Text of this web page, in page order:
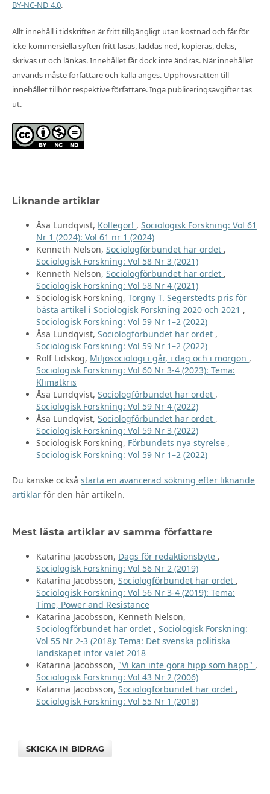
BY-NC-ND 4.0.
Allt innehåll i tidskriften är fritt tillgängligt utan kostnad och får för
icke-kommersiella syften fritt läsas, laddas ned, kopieras, delas,
skrivas ut och länkas. Innehållet får dock inte ändras. När innehållet
används måste författare och källa anges. Upphovsrätten till
innehållet tillhör respektive författare. Inga publiceringsavgifter tas
ut.
Liknande artiklar
Åsa Lundqvist, Kollegor! , Sociologisk Forskning: Vol 61
Nr 1 (2024): Vol 61 nr 1 (2024)
Kenneth Nelson, Sociologförbundet har ordet ,
Sociologisk Forskning: Vol 58 Nr 3 (2021)
Kenneth Nelson, Sociologförbundet har ordet ,
Sociologisk Forskning: Vol 58 Nr 4 (2021)
Sociologisk Forskning, Torgny T. Segerstedts pris för
bästa artikel i Sociologisk Forskning 2020 och 2021 ,
Sociologisk Forskning: Vol 59 Nr 1–2 (2022)
Åsa Lundqvist, Sociologförbundet har ordet ,
Sociologisk Forskning: Vol 59 Nr 1–2 (2022)
Rolf Lidskog, Miljösociologi i går, i dag och i morgon ,
Sociologisk Forskning: Vol 60 Nr 3-4 (2023): Tema:
Klimatkris
Åsa Lundqvist, Sociologförbundet har ordet ,
Sociologisk Forskning: Vol 59 Nr 4 (2022)
Åsa Lundqvist, Sociologförbundet har ordet ,
Sociologisk Forskning: Vol 59 Nr 3 (2022)
Sociologisk Forskning, Förbundets nya styrelse ,
Sociologisk Forskning: Vol 59 Nr 1–2 (2022)
Du kanske också starta en avancerad sökning efter liknande
artiklarför den här artikeln.
Mest lästa artiklar av samma författare
Katarina Jacobsson, Dags för redaktionsbyte ,
Sociologisk Forskning: Vol 56 Nr 2 (2019)
Katarina Jacobsson, Sociologförbundet har ordet ,
Sociologisk Forskning: Vol 56 Nr 3-4 (2019): Tema:
Time, Power and Resistance
Katarina Jacobsson, Kenneth Nelson,
Sociologförbundet har ordet , Sociologisk Forskning:
Vol 55 Nr 2-3 (2018): Tema: Det svenska politiska
landskapet inför valet 2018
Katarina Jacobsson, "Vi kan inte göra hipp som happ" ,
Sociologisk Forskning: Vol 43 Nr 2 (2006)
Katarina Jacobsson, Sociologförbundet har ordet ,
Sociologisk Forskning: Vol 55 Nr 1 (2018)
SKICKA IN BIDRAG